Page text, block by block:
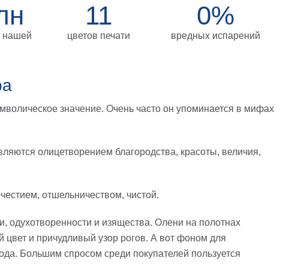
нашей
11
цветов печати
0%
вредных испарений
значение. Очень часто он упоминается в мифах
олицетворением благородства, красоты, величия,
отшельничеством, чистой.
одухотворенности и изящества. Олени на полотнах
цвет и причудливый узор рогов. А вот фоном для
Большим спросом среди покупателей пользуется